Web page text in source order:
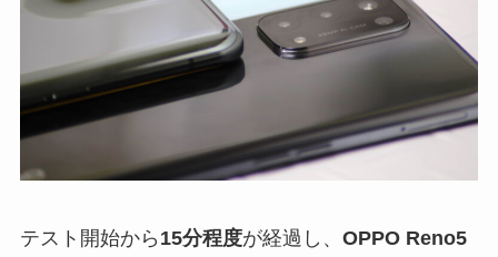
テスト開始から 15分程度が経過し、 OPPO Reno5